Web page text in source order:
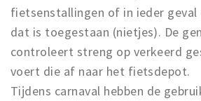
fietsenstallingen of in ieder geval
dat is toegestaan (nietjes). De
controleert streng op verkeerd
voert die af naar het fietsdepot.
Tijdens carnaval hebben de